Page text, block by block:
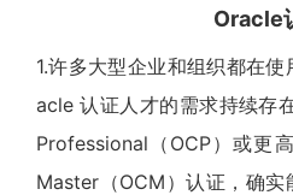
Oracle
1.许多大型企业和组织都在
acle 认证人才的需求持续存
Professional（OCP）或更
Master（OCM）认证，确实